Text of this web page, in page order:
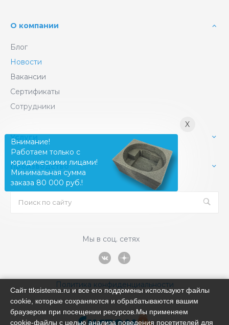
О компании
Блог
Новости
Вакансии
Сертификаты
Сотрудники
Услуги
Производство
Мы в соц. сетях
Политика конфиденциальности
X
Внимание!
Работаем только с
юридическими лицами!
Минимальная сумма
заказа 80 000 руб.!
Сайт ttksistema.ru и все его поддомены используют файлы
cookie, которые сохраняются и обрабатываются вашим
браузером при посещении ресурсов.Мы применяем
cookie‑файлы с целью анализа поведения посетителей для